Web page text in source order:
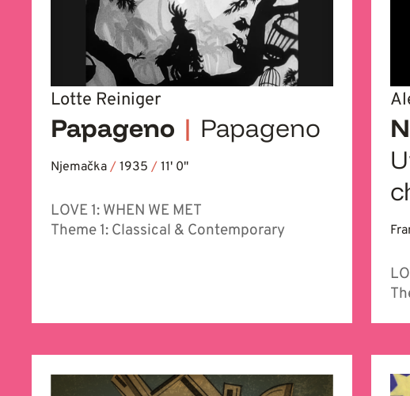
Lotte Reiniger
Papageno | Papageno
Njemačka / 1935 / 11' 0''
LOVE 1: WHEN WE MET
Theme 1: Classical & Contemporary